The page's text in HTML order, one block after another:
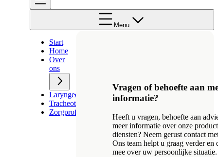
Menu
Start
Home
Over
ons
Laryngectomie
Tracheotomie
Zorgprofessionals
Vragen of behoefte aan
informatie?
Heeft u vragen, behoefte aan
meer informatie over onze
diensten? Neem gerust contact
Ons team helpt u graag verder en
mee over uw persoonlijke situatie.